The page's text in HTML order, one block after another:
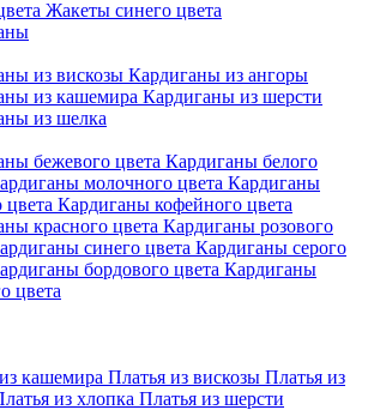
Жакеты синего цвета
из вискозы Кардиганы из ангоры
из кашемира Кардиганы из шерсти
из шелка
бежевого цвета Кардиганы белого
молочного цвета Кардиганы
цвета Кардиганы кофейного цвета
красного цвета Кардиганы розового
синего цвета Кардиганы серого
бордового цвета Кардиганы
цвета
кашемира Платья из вискозы Платья из
из хлопка Платья из шерсти